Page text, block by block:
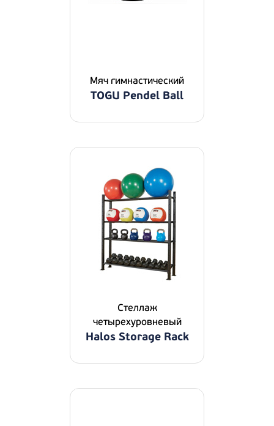
Мяч гимнастический
TOGU Pendel Ball
Стеллаж
четырехуровневый
Halos Storage Rack